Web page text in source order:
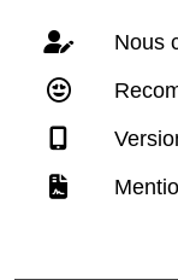
Nous